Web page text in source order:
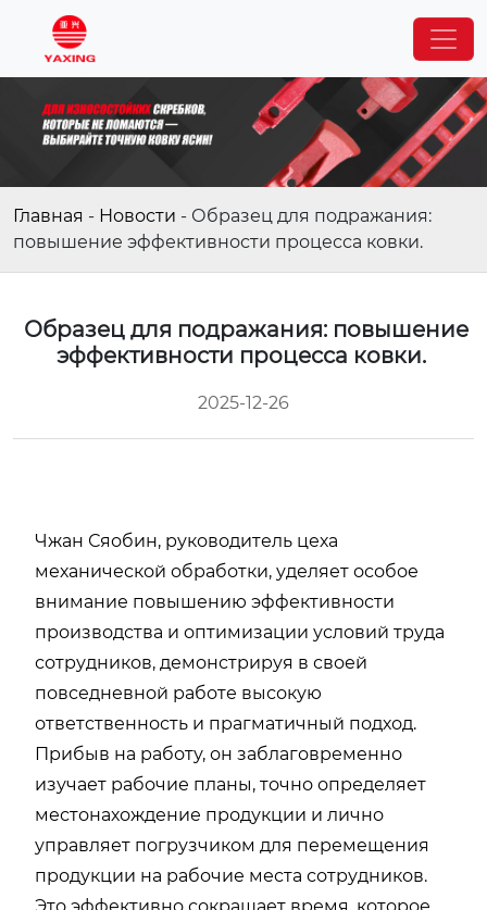
Главная - Новости - Образец для подражания:
повышение эффективности процесса ковки.
Образец для подражания: повышение
эффективности процесса ковки.
2025-12-26
Чжан Сяобин, руководитель цеха
механической обработки, уделяет особое
внимание повышению эффективности
производства и оптимизации условий труда
сотрудников, демонстрируя в своей
повседневной работе высокую
ответственность и прагматичный подход.
Прибыв на работу, он заблаговременно
изучает рабочие планы, точно определяет
местонахождение продукции и лично
управляет погрузчиком для перемещения
продукции на рабочие места сотрудников.
Это эффективно сокращает время, которое